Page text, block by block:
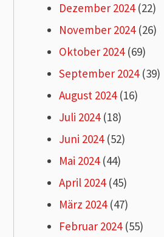
Dezember 2024(22)
November 2024(26)
Oktober 2024(69)
September 2024(39)
August 2024(16)
Juli 2024(18)
Juni 2024(52)
Mai 2024(44)
April 2024(45)
März 2024(47)
Februar 2024(55)